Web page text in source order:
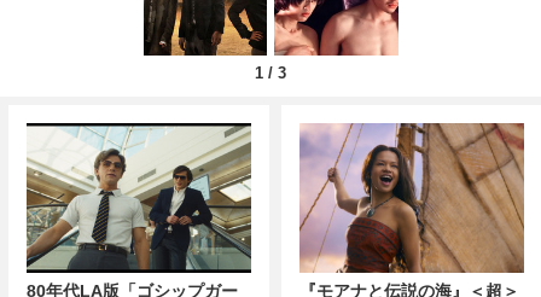
1 / 3
80年代LA版「ゴシップガー
『モアナと伝説の海』＜超＞